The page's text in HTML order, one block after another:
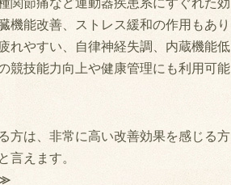
関節痛など運動器疾患系にすぐれた効
機能改善、ストレス緩和の作用もあり
れやすい、自律神経失調、内蔵機能低
競技能力向上や健康管理にも利用可能
方は、非常に高い改善効果を感じる方
言えます。
≫